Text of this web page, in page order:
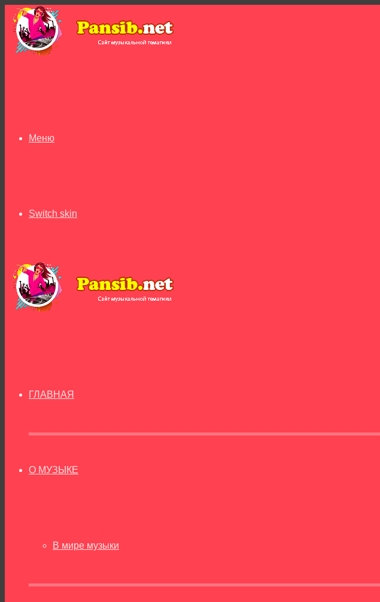
Меню
Switch skin
ГЛАВНАЯ
О МУЗЫКЕ
В мире музыки